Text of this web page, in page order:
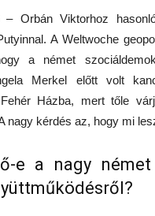
– Orbán Viktorhoz
A Weltwoche
a német
Merkel előtt volt
Házba, mert tőle
nagy kérdés az, hogy mi
e a nagy